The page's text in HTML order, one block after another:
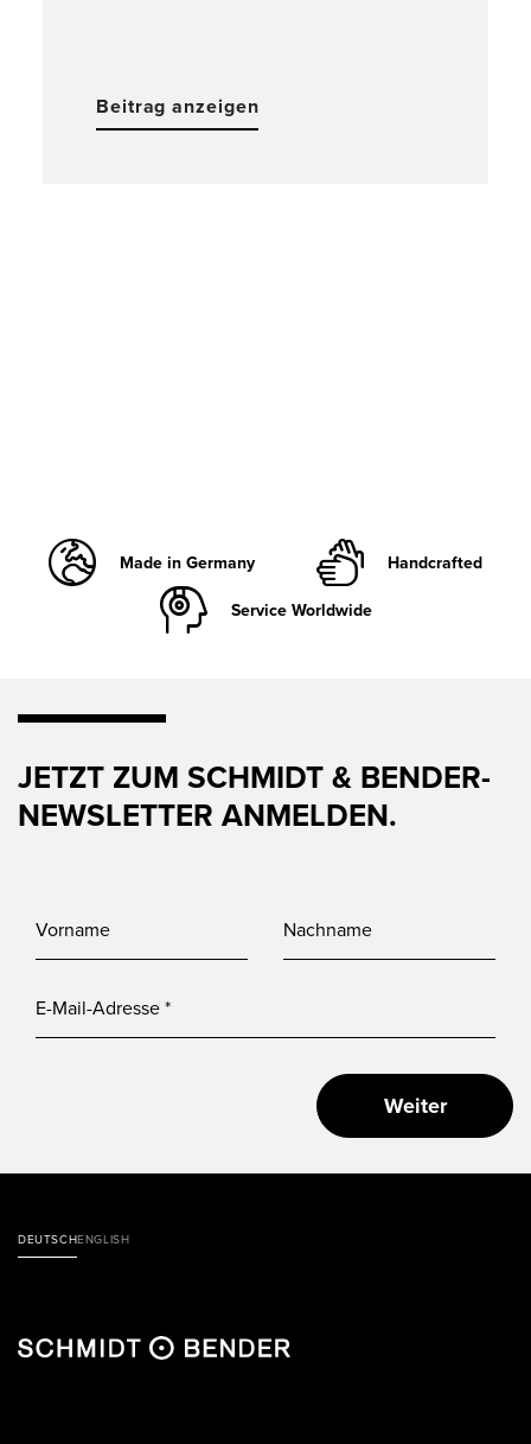
Beitrag anzeigen
Made in Germany
Handcrafted
Service Worldwide
DEUTSCHENGLISH
JETZT ZUM SCHMIDT & BENDER-
NEWSLETTER ANMELDEN.
Weiter